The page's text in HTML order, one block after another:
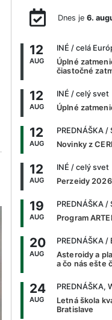
Dnes je 6.
12
AUG
INÉ / celá
Úplné
čiastočné
12
AUG
INÉ / celý svet
Úplné
12
AUG
PREDNÁŠKA /
Novinky z
12
AUG
INÉ / celý svet
Perzeidy 2026
19
AUG
PREDNÁŠKA /
Program
20
AUG
PREDNÁŠKA /
Asteroidy a
a čo nás ešte
24
AUG
PREDNÁŠKA,
Letná škola
Bratislave